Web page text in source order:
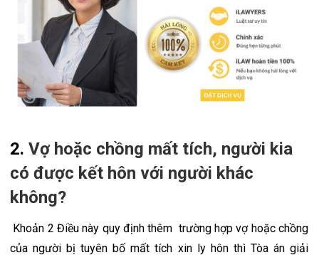
2. Vợ hoặc chồng mất tích, người kia
có được kết hôn với người khác
không?
của người bị tuyên bố mất tích xin ly hôn thì Tòa án giải